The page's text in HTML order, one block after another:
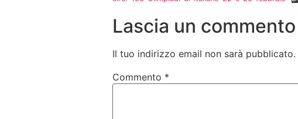
Lascia un commento
Il tuo indirizzo email non sarà pubblicato.
Commento *